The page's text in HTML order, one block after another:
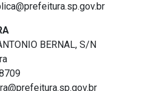
BERNAL, S/N